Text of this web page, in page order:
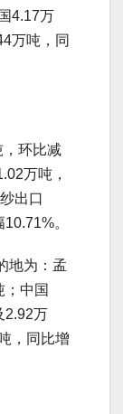
4.17万
万吨，同
，环比减
万吨，
出口
。
地为：孟
；中国
2.92万
，同比增